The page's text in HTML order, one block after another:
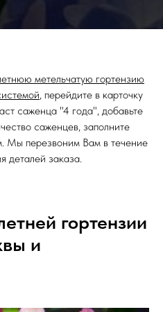
метельчатую гортензию
, перейдите в карточку
саженца "4 года", добавьте
саженцев, заполните
Мы перезвоним Вам в течение
деталей заказа.
гортензии
и